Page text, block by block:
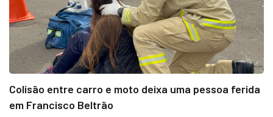
Colisão entre carro e moto deixa uma pessoa ferida
em Francisco Beltrão